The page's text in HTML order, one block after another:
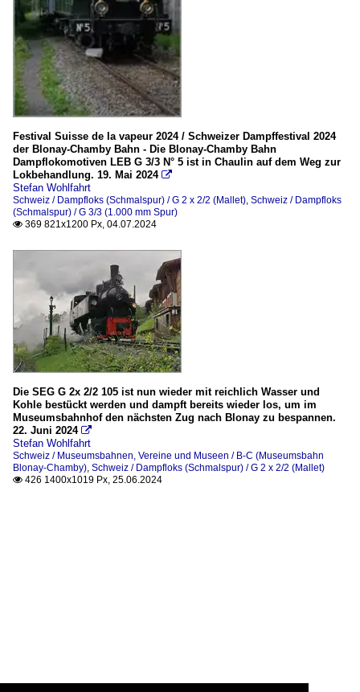
Festival Suisse de la vapeur 2024 / Schweizer Dampffestival 2024
der Blonay-Chamby Bahn - Die Blonay-Chamby Bahn
Dampflokomotiven LEB G 3/3 N° 5 ist in Chaulin auf dem Weg zur
Lokbehandlung. 19. Mai 2024 
Stefan Wohlfahrt
Schweiz / Dampfloks (Schmalspur) / G 2 x 2/2 (Mallet), Schweiz / Dampfloks
(Schmalspur) / G 3/3 (1.000 mm Spur)
 369 821x1200 Px, 04.07.2024
Die SEG G 2x 2/2 105 ist nun wieder mit reichlich Wasser und
Kohle bestückt werden und dampft bereits wieder los, um im
Museumsbahnhof den nächsten Zug nach Blonay zu bespannen.
22. Juni 2024 
Stefan Wohlfahrt
Schweiz / Museumsbahnen, Vereine und Museen / B-C (Museumsbahn
Blonay-Chamby), Schweiz / Dampfloks (Schmalspur) / G 2 x 2/2 (Mallet)
 426 1400x1019 Px, 25.06.2024